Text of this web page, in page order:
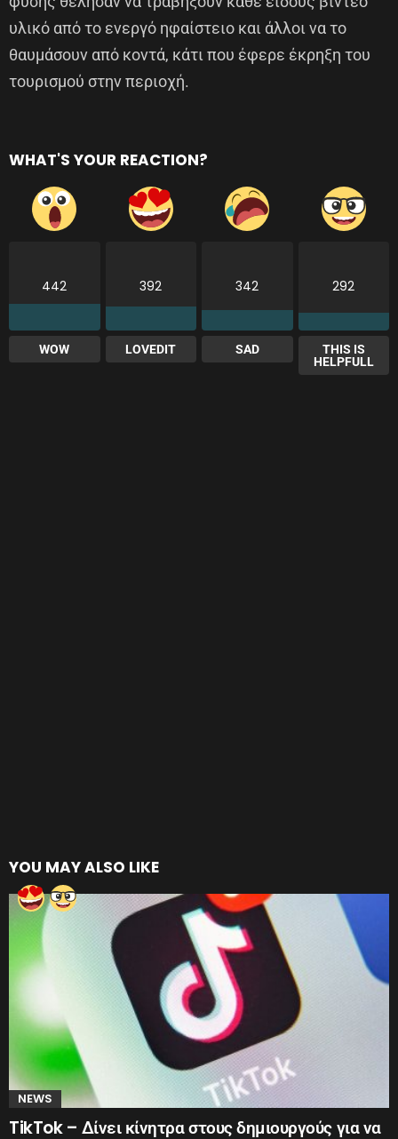
υλικό από το ενεργό ηφαίστειο και άλλοι να το
θαυμάσουν από κοντά, κάτι που έφερε έκρηξη του
τουρισμού στην περιοχή.
WHAT'S YOUR REACTION?
442
WOW
392
LOVEDIT
342
SAD
292
THIS IS
HELPFULL
YOU MAY ALSO LIKE
NEWS
TikTok – Δίνει κίνητρα στους δημιουργούς για να